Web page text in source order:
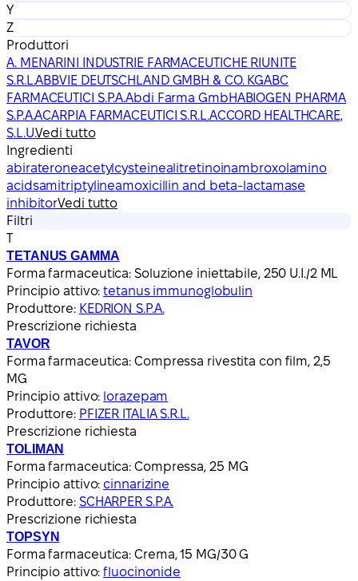
Y
Z
Produttori
A. MENARINI INDUSTRIE FARMACEUTICHE RIUNITE
S.R.L.ABBVIE DEUTSCHLAND GMBH & CO. KGABC
FARMACEUTICI S.P.A.Abdi Farma GmbHABIOGEN PHARMA
S.P.A.ACARPIA FARMACEUTICI S.R.L.ACCORD HEALTHCARE,
S.L.U.Vedi tutto
Ingredienti
abirateroneacetylcysteinealitretinoinambroxolamino
acidsamitriptylineamoxicillin and beta-lactamase
inhibitorVedi tutto
Filtri
T
TETANUS GAMMA
Forma farmaceutica: Soluzione iniettabile, 250 U.I./2 ML
Principio attivo:tetanus immunoglobulin
Produttore: KEDRION S.P.A.
Prescrizione richiesta
TAVOR
Forma farmaceutica: Compressa rivestita con film, 2,5
MG
Principio attivo: lorazepam
Produttore: PFIZER ITALIA S.R.L.
Prescrizione richiesta
TOLIMAN
Forma farmaceutica: Compressa, 25 MG
Principio attivo: cinnarizine
Produttore: SCHARPER S.P.A.
Prescrizione richiesta
TOPSYN
Forma farmaceutica: Crema, 15 MG/30 G
Principio attivo:fluocinonide